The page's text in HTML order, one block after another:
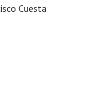
Cuesta